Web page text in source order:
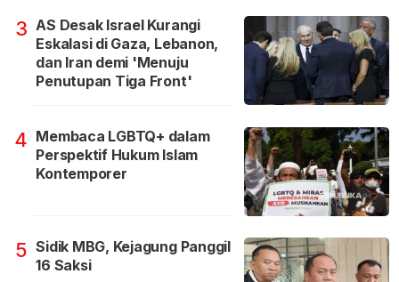
3 AS Desak Israel Kurangi
Eskalasi di Gaza, Lebanon,
dan Iran demi 'Menuju
Penutupan Tiga Front'
4 Membaca LGBTQ+ dalam
Perspektif Hukum Islam
Kontemporer
5 Sidik MBG, Kejagung Panggil
16 Saksi